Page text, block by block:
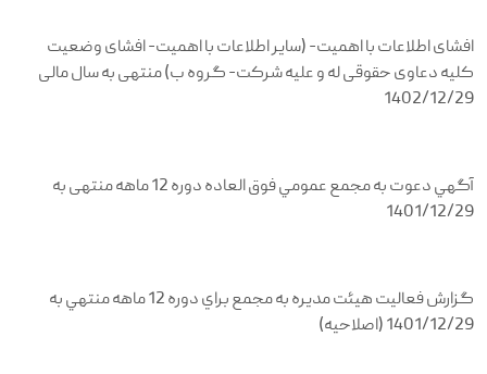
افشای اطلاعات با اهمیت- (سایر اطلاعات با اهمیت- افشای وضعیت
کلیه دعاوی حقوقی له و علیه شرکت- گروه ب) منتهی به سال مالی
1402/12/29
آگهي دعوت به مجمع عمومي فوق العاده دوره 12 ماهه منتهی به
1401/12/29
گزارش فعاليت هيئت مديره به مجمع براي دوره 12 ماهه منتهي به
1401/12/29 (اصلاحیه)